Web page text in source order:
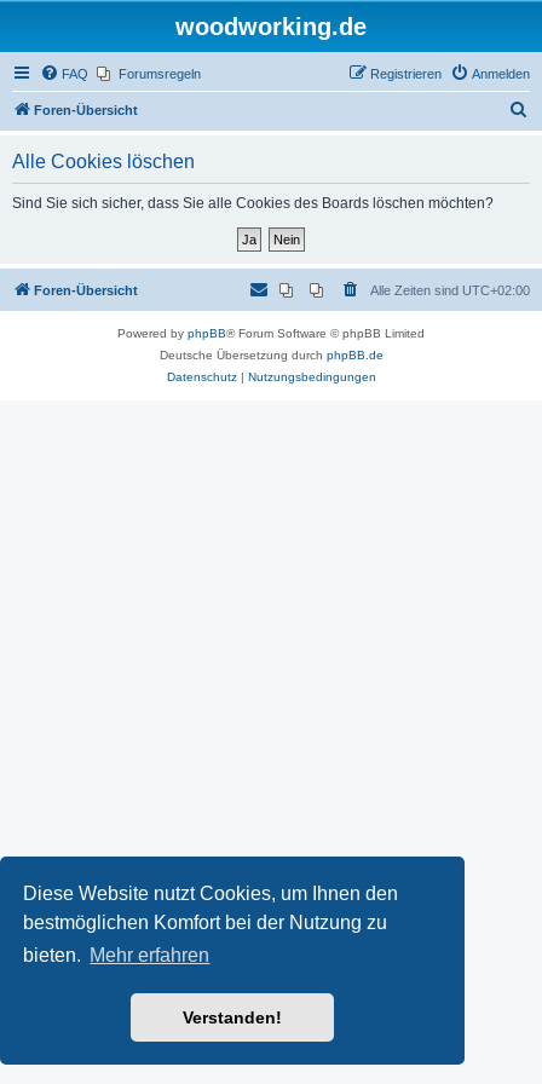
Diese Website nutzt Cookies, um Ihnen den
bestmöglichen Komfort bei der Nutzung zu
bieten. Mehr erfahren
Verstanden!
woodworking.de
FAQ Forumsregeln Anmelden
Registrieren
Foren-Übersicht
Alle Cookies löschen
Sind Sie sich sicher, dass Sie alle Cookies des Boards löschen möchten?
Foren-Übersicht Alle Zeiten sind UTC+02:00
Powered by phpBB® Forum Software © phpBB Limited
Deutsche Übersetzung durch phpBB.de
Datenschutz| Nutzungsbedingungen